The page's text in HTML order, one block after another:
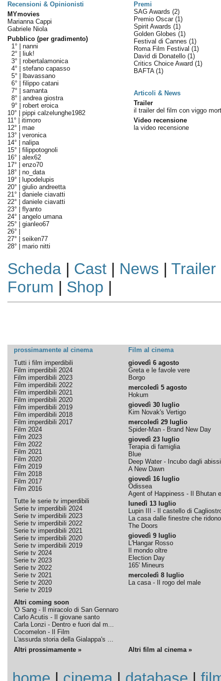
Recensioni & Opinionisti
Premi
MYmovies
Marianna Cappi
Gabriele Niola
Pubblico (per gradimento)
1° | nanni
2° |
liuk!
3° | robertalamonica
4° | stefano capasso
5° |
lbavassano
6° | filippo catani
7° | samanta
8° | andrea giostra
9° | robert eroica
10° | pippi calzelunghe1982
11° | itimoro
12° | mae
13° | veronica
14° | nalipa
15° | filippotognoli
16° | alex62
17° | enzo70
18° | no_data
19° |
lupodelupis
20° | giulio andreetta
21° | daniele ciavatti
22° | daniele ciavatti
23° | flyanto
24° | angelo umana
25° | gianleo67
26° |
27° | seiken77
28° | mario nitti
SAG Awards (2)
Premio Oscar (1)
Spirit Awards (1)
Golden Globes (1)
Festival di Cannes (1)
Roma Film Festival (1)
David di Donatello (1)
Critics Choice Award (1)
BAFTA (1)
Articoli & News
Trailer
il trailer del film con viggo
Video recensione
la video recensione
Scheda| Cast| News | Trailer
Forum | Shop |
prossimamente al cinema
Film al cinema
Tutti i film imperdibili
Film imperdibili 2024
Film imperdibili 2023
Film imperdibili 2022
Film imperdibili 2021
Film imperdibili 2020
Film imperdibili 2019
Film imperdibili 2018
Film imperdibili 2017
Film 2024
Film 2023
Film 2022
Film 2021
Film 2020
Film 2019
Film 2018
Film 2017
Film 2016
Tutte le serie tv imperdibili
Serie tv imperdibili 2024
Serie tv imperdibili 2023
Serie tv imperdibili 2022
Serie tv imperdibili 2021
Serie tv imperdibili 2020
Serie tv imperdibili 2019
Serie tv 2024
Serie tv 2023
Serie tv 2022
Serie tv 2021
Serie tv 2020
Serie tv 2019
Altri coming soon
'O Sang - Il miracolo di San Gennaro
Carlo Acutis - Il giovane santo
Carla Lonzi - Dentro e fuori dal m...
Cocomelon - Il Film
L'assurda storia della Gialappa's ...
giovedì 6 agosto
Greta e le favole vere
Borgo
mercoledì 5 agosto
Hokum
giovedì 30 luglio
Kim Novak's Vertigo
mercoledì 29 luglio
Spider-Man - Brand New Day
giovedì 23 luglio
Terapia di famiglia
Blue
Deep Water - Incubo dagli abissi
A New Dawn
giovedì 16 luglio
Odissea
Agent of Happiness - Il Bhutan
lunedì 13 luglio
Lupin III - Il castello di
La casa dalle finestre che ridono
The Doors
giovedì 9 luglio
L'Hangar Rosso
Il mondo oltre
Election Day
165' Mineurs
mercoledì 8 luglio
La casa - Il rogo del male
Altri prossimamente » Altri film al cinema »